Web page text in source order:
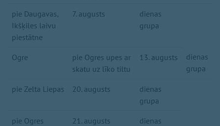
pie Daugavas,
Ikšķiles laivu
piestātne
7. augusts
dienas
grupa
Ogre
pie Ogres upes ar
skatu uz līko tiltu
13. augusts
dienas
grupa
pie Zelta Liepas 20. augusts
dienas
grupa
pie Ogres
21. augusts
dienas